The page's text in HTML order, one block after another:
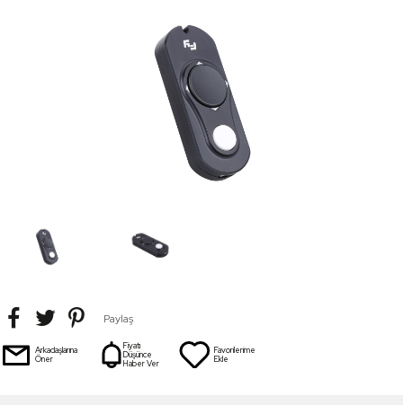
Paylaş
Arkadaşlarına
Öner
Fiyatı
Düşünce
Haber Ver
Favorilerime
Ekle